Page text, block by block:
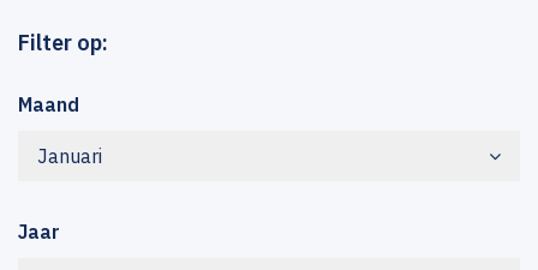
Filter op:
Maand
Januari
Jaar